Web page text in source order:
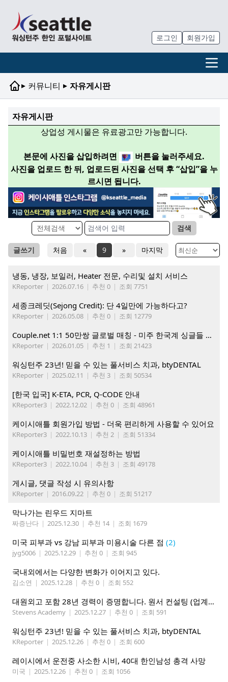
로그인 회원가입
▸ 커뮤니티 ▸ 자유게시판
자유게시판
상업성 게시물은 유료광고만 가능합니다.
본문에 사진을 삽입하려면
버튼을 눌러주세요.
사진을 업로드 한 뒤, 업로드된 사진을 선택 후 “삽입”을 누
르시면 됩니다.
검색
글쓰기 처음 « 9 » 마지막
냉동, 냉장, 보일러, Heater 전문, 수리및 설치 서비스
KReporter | 2026.07.16 | 추천 0 | 조회 7751
세종크레딧(Sejong Credit): 단 4일만에 가능하다고?
KReporter | 2026.05.08 | 추천 0 | 조회 12779
Couple.net 1:1 50만쌍 글로벌 매칭 - 미주 한국계 싱글들 모이세요
KReporter | 2026.01.05 | 추천 1 | 조회 21423
워싱턴주 23년! 믿을 수 있는 풀서비스 치과, btyDENTAL
KReporter | 2025.02.11 | 추천 3 | 조회 50534
[한국 입국] K-ETA, PCR, Q-CODE 안내
KReporter3 | 2022.12.02 | 추천 0 | 조회 48961
케이시애틀 회원가입 방법 - 더욱 편리하게 사용할 수 있어요
KReporter3 | 2022.10.13 | 추천 2 | 조회 51334
케이시애틀 비밀번호 재설정하는 방법
KReporter3 | 2022.10.04 | 추천 3 | 조회 49178
게시글, 댓글 작성 시 유의사항
KReporter | 2016.09.22 | 추천 0 | 조회 51217
막나가는 린우드 지마트
짜증난다 | 2025.12.30 | 추천 14 | 조회 1679
미국 피부과 vs 강남 피부과 미용시술 다른 점 (2)
jyg5006 | 2025.12.29 | 추천 0 | 조회 945
국내외에서는 다양한 변화가 이어지고 있다.
김소연 | 2025.12.28 | 추천 0 | 조회 552
대원외고 포함 28년 경력이 증명합니다. 원서 컨설팅 (업계최저가, 알바강사 사용No)
Stevens Academy | 2025.12.27 | 추천 0 | 조회 591
워싱턴주 23년! 믿을 수 있는 풀서비스 치과, btyDENTAL
KReporter | 2025.12.26 | 추천 0 | 조회 600
레이시에서 운전중 사소한 시비, 40대 한인남성 총격 사망
미국 | 2025.12.26 | 추천 0 | 조회 1056